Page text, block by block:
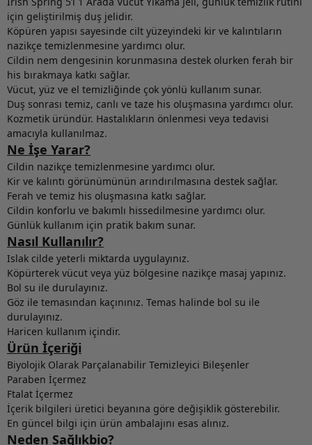
için geliştirilmiş duş jelidir.
Köpüren yapısı sayesinde cilt yüzeyindeki kir ve kalıntıların
nazikçe temizlenmesine yardımcı olur.
Cildin nem dengesinin korunmasına destek olurken ferah bir
his bırakmaya katkı sağlar.
Vücut, yüz ve el temizliğinde çok yönlü kullanım sunar.
Duş sonrası temiz, canlı ve taze his oluşmasına yardımcı olur.
Kozmetik üründür. Hastalıkların önlenmesi veya tedavisi
amacıyla kullanılmaz.
Ne İşe Yarar?
Cildin nazikçe temizlenmesine yardımcı olur.
Kir ve kalıntı görünümünün arındırılmasına destek sağlar.
Ferah ve temiz his oluşmasına katkı sağlar.
Cildin konforlu ve bakımlı hissedilmesine yardımcı olur.
Günlük kullanım için pratik bakım sunar.
Nasıl Kullanılır?
Islak cilde yeterli miktarda uygulayınız.
Köpürterek vücut veya yüz bölgesine nazikçe masaj yapınız.
Bol su ile durulayınız.
Göz ile temasından kaçınınız. Temas halinde bol su ile
durulayınız.
Haricen kullanım içindir.
Ürün İçeriği
Biyolojik Olarak Parçalanabilir Temizleyici Bileşenler
Paraben İçermez
Ftalat İçermez
İçerik bilgileri üretici beyanına göre değişiklik gösterebilir.
En güncel bilgi için ürün ambalajını esas alınız.
Neden Sağlıkbio?